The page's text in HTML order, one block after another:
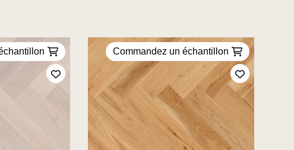
Ajoutez à mes favoris
Commandez un échantillon
Ajoutez à